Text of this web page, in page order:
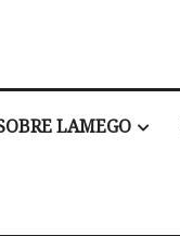
LAMEGO